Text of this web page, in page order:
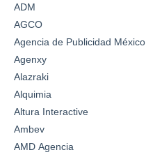
ADM
AGCO
Agencia de Publicidad México
Agenxy
Alazraki
Alquimia
Altura Interactive
Ambev
AMD Agencia